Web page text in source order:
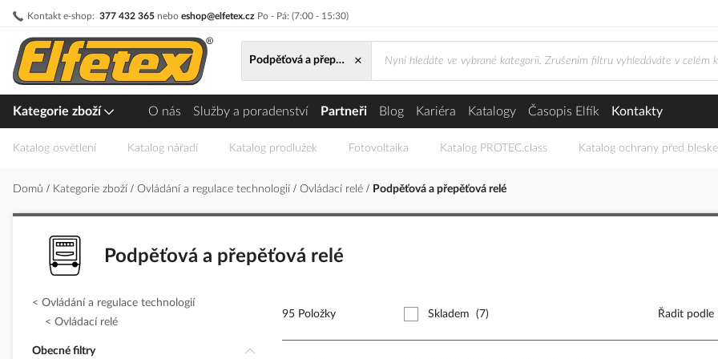
Kontakt e-shop: 377 432 365 nebo eshop@elfetex.cz Po - Pá: (7:00 - 15:30)
Přejít
obsah
Podpěťová a přepěťová relé
×
Kategorie zboží O nás Služby a poradenství Partneři Blog Kariéra Katalogy Časopis Elfík Kontakty
Katalog osvětlení Katalog nářadí Katalog prodlužek Fotovoltaika Katalog PROTEC.class Katalog ochrany před
Domů Kategorie zboží Ovládání a regulace technologií Ovládací relé Podpěťová a přepěťová relé
Podpěťová a přepěťová relé
95 Položky Skladem (7) Řadit podle
Ovládání a regulace technologií
Ovládací relé
Obecné filtry